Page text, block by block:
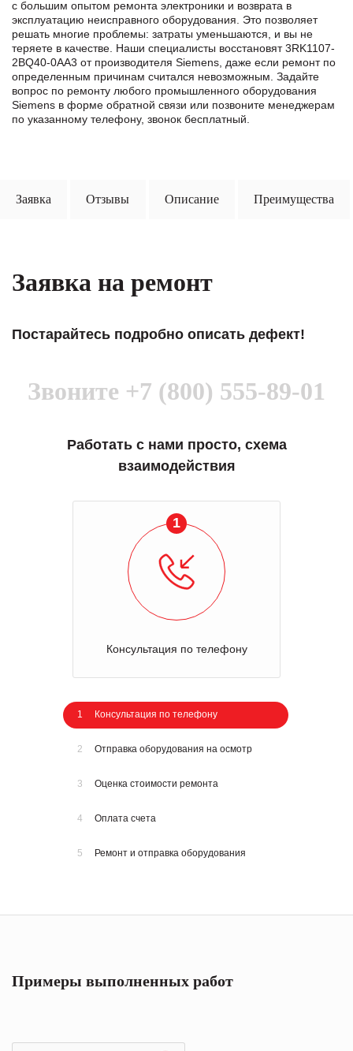
с большим опытом ремонта электроники и возврата в
эксплуатацию неисправного оборудования. Это позволяет
решать многие проблемы: затраты уменьшаются, и вы не
теряете в качестве. Наши специалисты восстановят 3RK1107-
2BQ40-0AA3 от производителя Siemens, даже если ремонт по
определенным причинам считался невозможным. Задайте
вопрос по ремонту любого промышленного оборудования
Siemens в формe обратной связи или позвоните менеджерам
по указанному телефону, звонок бесплатный.
Заявка Отзывы Описание Преимущества
Заявка на ремонт
Постарайтесь подробно описать дефект!
Звоните +7 (800) 555-89-01
Работать с нами просто, схема
взаимодействия
1
Консультация по телефону
1 Консультация по телефону
2 Отправка оборудования на осмотр
3 Оценка стоимости ремонта
4 Оплата счета
5 Ремонт и отправка оборудования
Примеры выполненных работ